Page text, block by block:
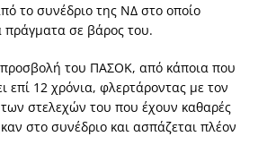
το συνέδριο της ΝΔ στο οποίο
πράγματα σε βάρος του.
προσβολή του ΠΑΣΟΚ, από κάποια που
επί 12 χρόνια, φλερτάροντας με τον
στελεχών του που έχουν καθαρές
στο συνέδριο και ασπάζεται πλέον